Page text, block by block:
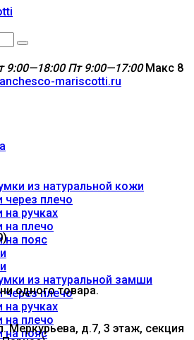
9:00—18:00 Пт 9:00—17:00Макс 8
mariscotti.ru
из натуральной кожи
через плечо
на ручках
на плечо
на пояс
из натуральной замши
через плечо
на ручках
на плечо
на пояс
одного товара.
Меркурьева, д.7, 3 этаж, секция